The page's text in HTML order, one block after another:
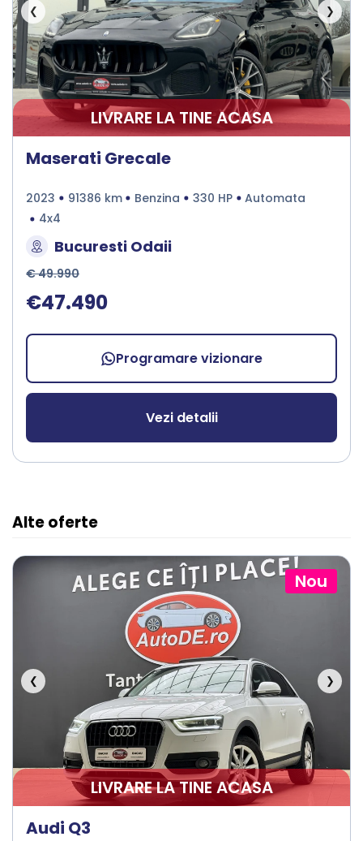
❮ ❯
LIVRARE LA TINE ACASA
Maserati Grecale
2023 91386 km Benzina 330 HP
Automata
4x4
Bucuresti Odaii
€ 49.990
€47.490
Programare vizionare
Vezi detalii
Alte oferte
Nou
❮ ❯
LIVRARE LA TINE ACASA
Audi Q3